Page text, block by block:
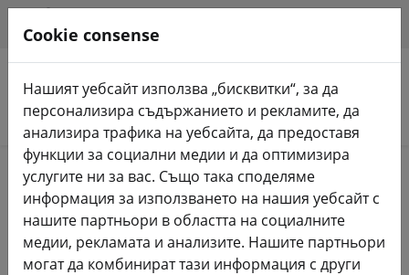
Търсене на продукти
Home Витло Малко витло Whoop
Малко витло Whoop
Cookie consense
Нашият уебсайт използва „бисквитки“, за да
персонализира съдържанието и рекламите, да
анализира трафика на уебсайта, да предоставя
функции за социални медии и да оптимизира
услугите ни за вас. Също така споделяме
информация за използването на нашия уебсайт с
нашите партньори в областта на социалните
медии, рекламата и анализите. Нашите партньори
могат да комбинират тази информация с други